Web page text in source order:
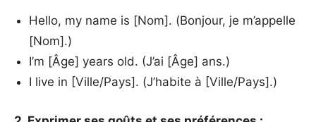
Hello, my name is [Nom]. (Bonjour, je m’appelle
[Nom].)
I’m [Âge] years old. (J’ai [Âge] ans.)
I live in [Ville/Pays]. (J’habite à [Ville/Pays].)